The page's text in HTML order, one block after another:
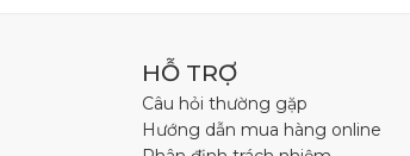
HỖ TRỢ
Câu hỏi thường gặp
Hướng dẫn mua hàng online